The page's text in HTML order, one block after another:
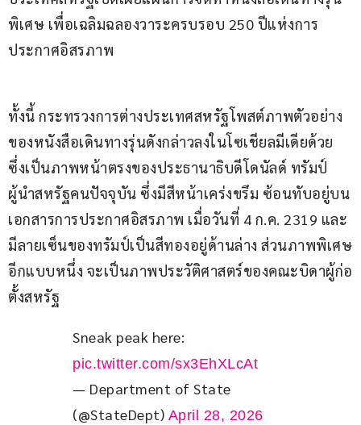
พิเศษ เพื่อเฉลิมฉลองวาระครบรอบ 250 ปีแห่งการ
ประกาศอิสรภาพ
ทั้งนี้ กระทรวงการต่างประเทศสหรัฐโพสต์ภาพตัวอย่าง
ของหนังสือเดินทางรุ่นดังกล่าวลงในโซเชียลมีเดียด้วย
ซึ่งเป็นภาพหน้าตรงของประธานาธิบดีโดนัลด์ ทรัมป์
ผู้นำสหรัฐคนปัจจุบัน ซึ่งมีสีหน้าเคร่งขรึม ซ้อนทับอยู่บน
เอกสารการประกาศอิสรภาพ เมื่อวันที่ 4 ก.ค. 2319 และ
มีลายเซ็นของทรัมป์เป็นสีทองอยู่ด้านล่าง ส่วนภาพพิเศษ
อีกแบบหนึ่ง จะเป็นภาพประวัติศาสตร์ของคณะบิดาผู้ก่อ
ตั้งสหรัฐ
Sneak peak here:
pic.twitter.com/sx3EhXLcAt
— Department of State
(@StateDept) April 28, 2026